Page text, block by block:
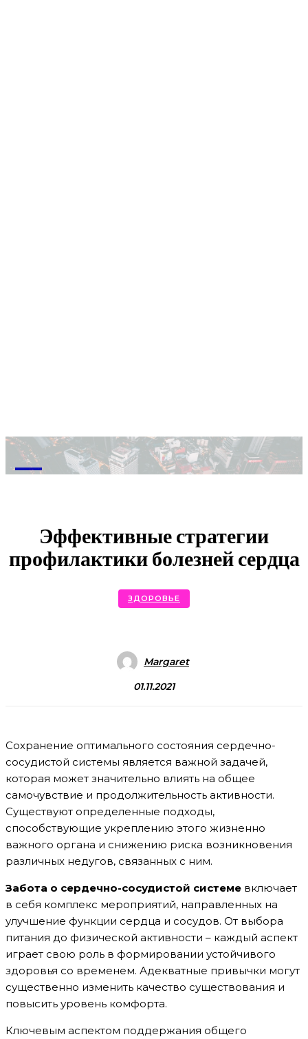
M
Эффективные стратегии
профилактики болезней сердца
ЗДОРОВЬЕ
Margaret
01.11.2021
Сохранение оптимального состояния сердечно-
сосудистой системы является важной задачей,
которая может значительно влиять на общее
самочувствие и продолжительность активности.
Существуют определенные подходы,
способствующие укреплению этого жизненно
важного органа и снижению риска возникновения
различных недугов, связанных с ним.
Забота о сердечно-сосудистой системе включает
в себя комплекс мероприятий, направленных на
улучшение функции сердца и сосудов. От выбора
питания до физической активности – каждый аспект
играет свою роль в формировании устойчивого
здоровья со временем. Адекватные привычки могут
существенно изменить качество существования и
повысить уровень комфорта.
Ключевым аспектом поддержания общего